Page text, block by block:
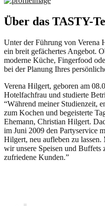
Über das TASTY-
Unter der Führung von Verena
ein breit gefächertes Angebot.
moderne Küche, Fingerfood
bei der Planung Ihres
Verena Hilgert, geboren am
Hotelfachfrau und studierte
“Während meiner Studienzeit,
zum Kochen und begeisterte
Ehemann, Christian Hilgert.
im Juni 2009 den Partyservice
Hilgert, neu aufleben zu
wir unsere Speisen und Buffets
zufriedene Kunden.”